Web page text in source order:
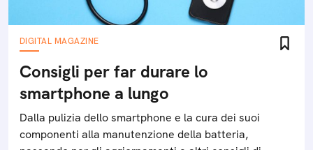
DIGITAL MAGAZINE
Consigli per far durare lo
smartphone a lungo
Dalla pulizia dello smartphone e la cura dei suoi
componenti alla manutenzione della batteria,